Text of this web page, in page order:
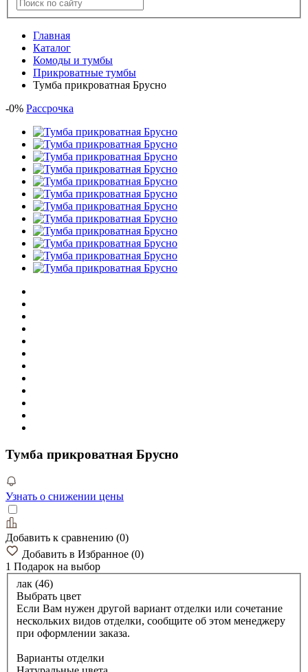
Главная
Каталог
Комоды и тумбы
Прикроватные тумбы
Тумба прикроватная Брусно
-0% Рассрочка
Тумба прикроватная Брусно
Узнать о снижении цены
Добавить к сравнению (0)
Добавить в Избранное (0)
1 Подарок на выбор
лак (46)
Выбрать цвет
Если Вам нужен другой вариант отделки или сочетание
нескольких видов отделки, сообщите об этом менеджеру
при оформлении заказа.
Варианты отделки